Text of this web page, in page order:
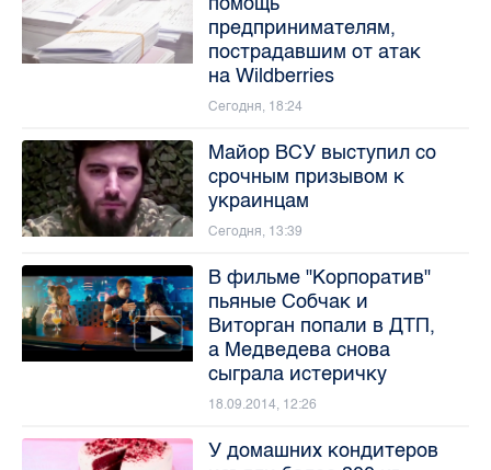
предпринимателям,
пострадавшим от атак
на Wildberries
Сегодня, 18:24
Майор ВСУ выступил со
срочным призывом к
украинцам
Сегодня, 13:39
В фильме "Корпоратив"
пьяные Собчак и
Виторган попали в ДТП,
а Медведева снова
сыграла истеричку
18.09.2014, 12:26
У домашних кондитеров